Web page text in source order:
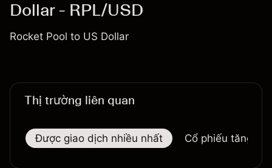
Dollar - RPL/USD
Rocket Pool to US Dollar
Thị trường liên quan
Được giao dịch nhiều nhất Cổ phiếu tăng